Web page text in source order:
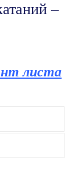
–
листа